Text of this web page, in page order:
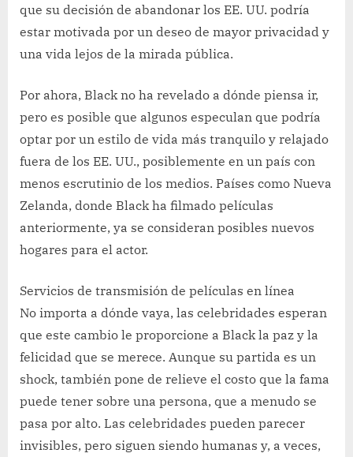
que su decisión de abandonar los EE. UU. podría
estar motivada por un deseo de mayor privacidad y
una vida lejos de la mirada pública.
Por ahora, Black no ha revelado a dónde piensa ir,
pero es posible que algunos especulan que podría
optar por un estilo de vida más tranquilo y relajado
fuera de los EE. UU., posiblemente en un país con
menos escrutinio de los medios. Países como Nueva
Zelanda, donde Black ha filmado películas
anteriormente, ya se consideran posibles nuevos
hogares para el actor.
Servicios de transmisión de películas en línea
No importa a dónde vaya, las celebridades esperan
que este cambio le proporcione a Black la paz y la
felicidad que se merece. Aunque su partida es un
shock, también pone de relieve el costo que la fama
puede tener sobre una persona, que a menudo se
pasa por alto. Las celebridades pueden parecer
invisibles, pero siguen siendo humanas y, a veces,